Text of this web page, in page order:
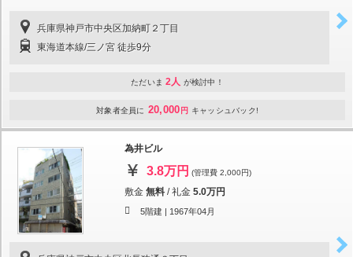
兵庫県神戸市中央区加納町２丁目
東海道本線/三ノ宮 徒歩9分
ただいま 2人 が検討中！
対象者全員に 20,000 円 キャッシュバック!
為井ビル
3.8万円 (管理費 2,000円)
敷金 無料 /礼金 5.0万円
5階建 | 1967年04月